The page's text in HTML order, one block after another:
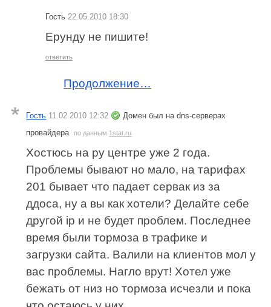
Гость 22.05.2010 18:30
Ерунду не пишите!
ответить
Продолжение…
Гость 11.02.2010 12:32
Домен был на dns-серверах
провайдера
по данным 1stat.ru
Хостюсь на ру центре уже 2 года.
Проблемы бывают но мало, на тарифах
201 бывает что падает сервак из за
ддоса, ну а вы как хотели? Делайте себе
другой ip и не будет проблем. Последнее
время были тормоза в трафике и
загрузки сайта. Валили на клиентов мол у
вас проблемы. Нагло врут! Хотел уже
бежать от низ но тормоза исчезли и пока